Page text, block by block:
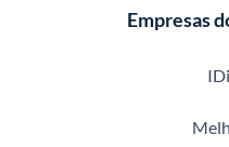
Empresas